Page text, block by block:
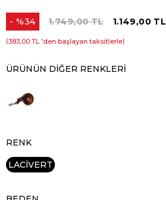
%34
İndirim
1.749,00 TL 1.149,00 TL
383,00 TL 'den başlayan taksitlerle
ÜRÜNÜN DIĞER RENKLERI
RENK
LACİVERT